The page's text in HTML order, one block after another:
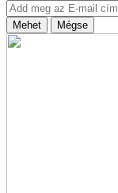
Mehet Mégse